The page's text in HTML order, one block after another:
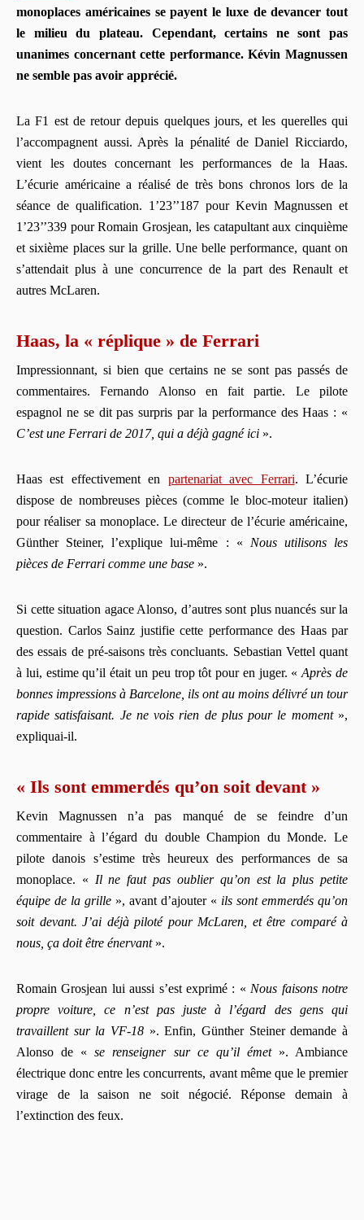
monoplaces américaines se payent le luxe de devancer tout
le milieu du plateau. Cependant, certains ne sont pas
unanimes concernant cette performance. Kévin Magnussen
ne semble pas avoir apprécié.
La F1 est de retour depuis quelques jours, et les querelles qui
l’accompagnent aussi. Après la pénalité de Daniel Ricciardo,
vient les doutes concernant les performances de la Haas.
L’écurie américaine a réalisé de très bons chronos lors de la
séance de qualification. 1’23’’187 pour Kevin Magnussen et
1’23’’339 pour Romain Grosjean, les catapultant aux cinquième
et sixième places sur la grille. Une belle performance, quant on
s’attendait plus à une concurrence de la part des Renault et
autres McLaren.
Haas, la « réplique » de Ferrari
Impressionnant, si bien que certains ne se sont pas passés de
commentaires. Fernando Alonso en fait partie. Le pilote
espagnol ne se dit pas surpris par la performance des Haas : «
C’est une Ferrari de 2017, qui a déjà gagné ici ».
Haas est effectivement en partenariat avec Ferrari. L’écurie
dispose de nombreuses pièces (comme le bloc-moteur italien)
pour réaliser sa monoplace. Le directeur de l’écurie américaine,
Günther Steiner, l’explique lui-même : « Nous utilisons les
pièces de Ferrari comme une base ».
Si cette situation agace Alonso, d’autres sont plus nuancés sur la
question. Carlos Sainz justifie cette performance des Haas par
des essais de pré-saisons très concluants. Sebastian Vettel quant
à lui, estime qu’il était un peu trop tôt pour en juger. «Après de
bonnes impressions à Barcelone, ils ont au moins délivré un tour
rapide satisfaisant. Je ne vois rien de plus pour le moment»,
expliquai-il.
« Ils sont emmerdés qu’on soit devant »
Kevin Magnussen n’a pas manqué de se feindre d’un
commentaire à l’égard du double Champion du Monde. Le
pilote danois s’estime très heureux des performances de sa
monoplace. « Il ne faut pas oublier qu’on est la plus petite
équipe de la grille », avant d’ajouter « ils sont emmerdés qu’on
soit devant. J’ai déjà piloté pour McLaren, et être comparé à
nous, ça doit être énervant».
Romain Grosjean lui aussi s’est exprimé : « Nous faisons notre
propre voiture, ce n’est pas juste à l’égard des gens qui
travaillent sur la VF-18 ». Enfin, Günther Steiner demande à
Alonso de «se renseigner sur ce qu’il émet». Ambiance
électrique donc entre les concurrents, avant même que le premier
virage de la saison ne soit négocié. Réponse demain à
l’extinction des feux.